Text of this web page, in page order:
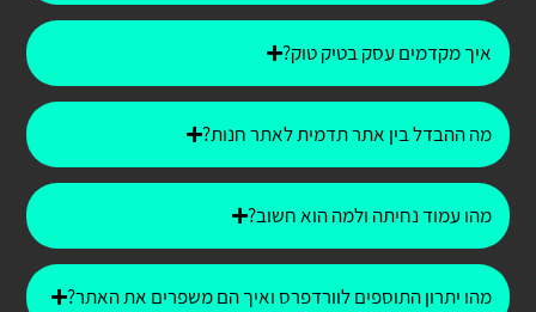
איך מקדמים עסק בטיק טוק?
מה ההבדל בין אתר תדמית לאתר חנות?
מהו עמוד נחיתה ולמה הוא חשוב?
מהו יתרון התוספים לוורדפרס ואיך הם משפרים את האתר?